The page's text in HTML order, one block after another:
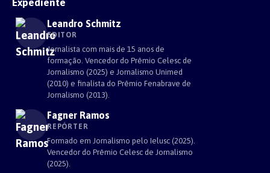
Expediente
Leandro Schmitz
EDITOR
Jornalista com mais de 15 anos de
formação. Vencedor do Prêmio Celesc de
Jornalismo (2025) e Jornalismo Unimed
(2010) e finalista do Prêmio Fenabrave de
Jornalismo (2013).
Fagner Ramos
REPÓRTER
Formado em Jornalismo pelo Ielusc (2025).
Vencedor do Prêmio Celesc de Jornalismo
(2025).